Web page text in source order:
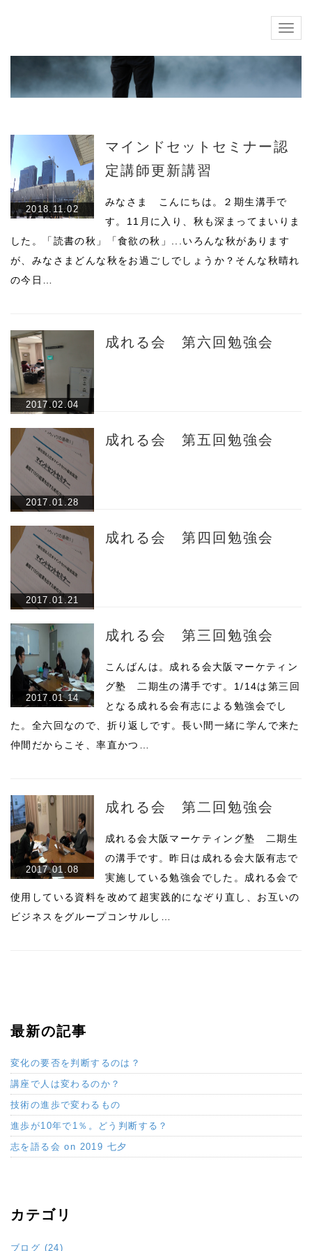
2018.11.02
マインドセットセミナー認
定講師更新講習
みなさま こんにちは。２期生溝手で
す。11月に入り、秋も深まってまいりま
した。「読書の秋」「食欲の秋」...いろんな秋があります
が、みなさまどんな秋をお過ごしでしょうか？そんな秋晴れ
の今日…
2017.02.04
成れる会 第六回勉強会
2017.01.28
成れる会 第五回勉強会
2017.01.21
成れる会 第四回勉強会
2017.01.14
成れる会 第三回勉強会
こんばんは。成れる会大阪マーケティン
グ塾 二期生の溝手です。1/14は第三回
となる成れる会有志による勉強会でし
た。全六回なので、折り返しです。長い間一緒に学んで来た
仲間だからこそ、率直かつ…
2017.01.08
成れる会 第二回勉強会
成れる会大阪マーケティング塾 二期生
の溝手です。昨日は成れる会大阪有志で
実施している勉強会でした。成れる会で
使用している資料を改めて超実践的になぞり直し、お互いの
ビジネスをグループコンサルし…
最新の記事
変化の要否を判断するのは？
講座で人は変わるのか？
技術の進歩で変わるもの
進歩が10年で1％。どう判断する？
志を語る会 on 2019 七夕
カテゴリ
ブログ (24)